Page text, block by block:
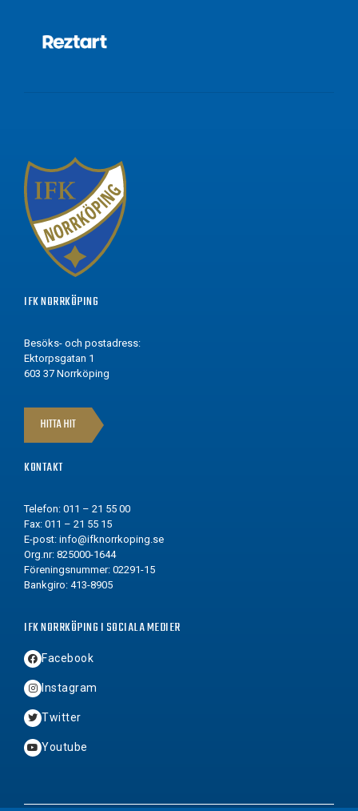
IFK NORRKÖPING
Besöks- och postadress:
Ektorpsgatan 1
603 37 Norrköping
HITTA HIT
KONTAKT
Telefon: 011 – 21 55 00
Fax: 011 – 21 55 15
E-post: info@ifknorrkoping.se
Org.nr: 825000-1644
Föreningsnummer: 02291-15
Bankgiro: 413-8905
IFK NORRKÖPING I SOCIALA MEDIER
Facebook
Instagram
Twitter
Youtube